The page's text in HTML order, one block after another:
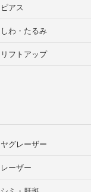
ピアス
しわ・たるみ
リフトアップ
ヤグレーザー
レーザー